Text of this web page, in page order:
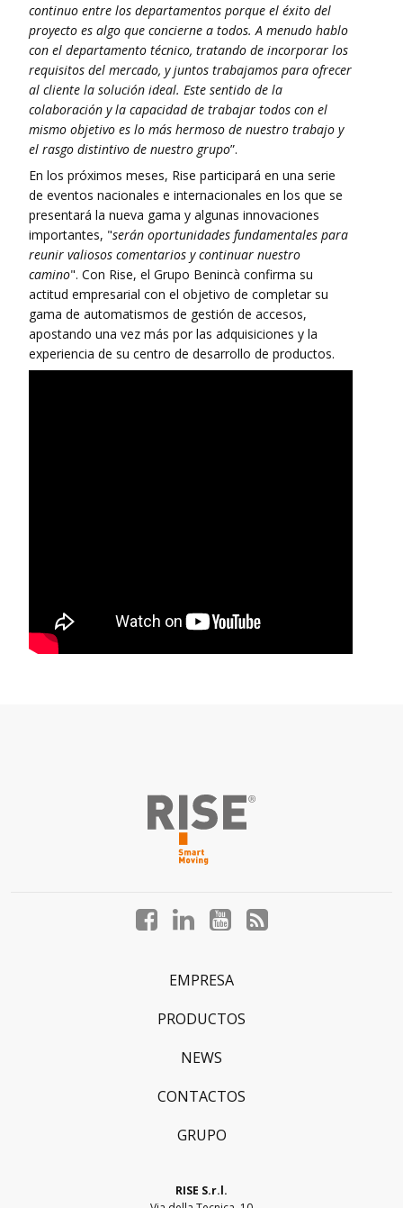
continuo entre los departamentos porque el éxito del
proyecto es algo que concierne a todos. A menudo hablo
con el departamento técnico, tratando de incorporar los
requisitos del mercado, y juntos trabajamos para ofrecer
al cliente la solución ideal. Este sentido de la
colaboración y la capacidad de trabajar todos con el
mismo objetivo es lo más hermoso de nuestro trabajo y
el rasgo distintivo de nuestro grupo”.
En los próximos meses, Rise participará en una serie
de eventos nacionales e internacionales en los que se
presentará la nueva gama y algunas innovaciones
importantes, "serán oportunidades fundamentales para
reunir valiosos comentarios y continuar nuestro
camino". Con Rise, el Grupo Benincà confirma su
actitud empresarial con el objetivo de completar su
gama de automatismos de gestión de accesos,
apostando una vez más por las adquisiciones y la
experiencia de su centro de desarrollo de productos.
FacebookLinkedInYouTubeBlog
EMPRESA
PRODUCTOS
NEWS
CONTACTOS
GRUPO
RISE S.r.l.